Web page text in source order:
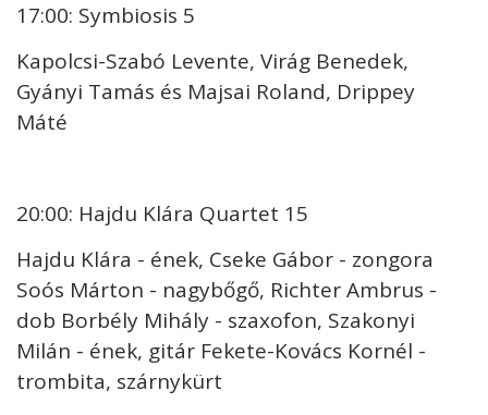
17:00: Symbiosis 5
Kapolcsi-Szabó Levente, Virág Benedek,
Gyányi Tamás és Majsai Roland, Drippey
Máté
20:00: Hajdu Klára Quartet 15
Hajdu Klára - ének, Cseke Gábor - zongora
Soós Márton - nagybőgő, Richter Ambrus -
dob Borbély Mihály - szaxofon, Szakonyi
Milán - ének, gitár Fekete-Kovács Kornél -
trombita, szárnykürt